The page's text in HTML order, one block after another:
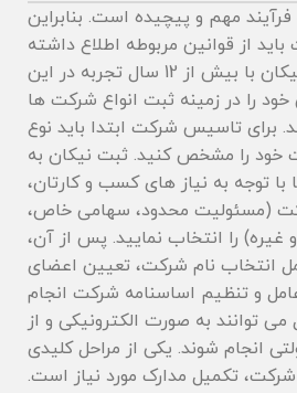
مهم و پیچیده است. بنابراین
از قوانین مربوطه اطلاع داشته
باشید. مجموعه ثبت نیکان با بیش از 12 سال تجربه در این
را در زمینه ثبت انواع شرکت ‌ها
برای تاسیس شرکت ابتدا باید نوع
خود را مشخص کنید. ثبت نیکان به
توجه به نیاز های کسب و کارتان،
(مسئولیت محدود، سهامی خاص،
را انتخاب نمایید. پس از آن،
انتخاب نام شرکت، تعیین اعضای
و تنظیم اساسنامه شرکت انجام
‌توانند به صورت الکترونیکی و از
انجام شوند. یکی از مراحل کلیدی
تکمیل مدارک مورد نیاز است.